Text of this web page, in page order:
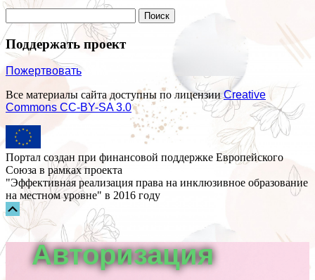
Поддержать проект
Пожертвовать
Все материалы сайта доступны по лицензииCreative
Commons СС-BY-SA 3.0
Портал создан при финансовой поддержке Европейского
Союза в рамках проекта
"Эффективная реализация права на инклюзивное образование
на местном уровне" в 2016 году
Прокрутка
вверх
Авторизация